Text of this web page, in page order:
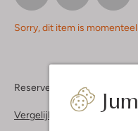
Sorry, dit item is
Reserveer direct in een van
Vergelijkbare items